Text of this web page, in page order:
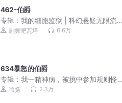
462-伯爵
专辑：我的细胞监狱 | 科幻悬疑无限流 |
3D精品多人剧
剧舞吧瓦塔 6.6万
634暴怒的伯爵
专辑：我一精神病，被挑中参加规则怪
谈 | 悬疑爆笑 | 嗨扬演播 | 多人有声剧
嗨扬 2.3万